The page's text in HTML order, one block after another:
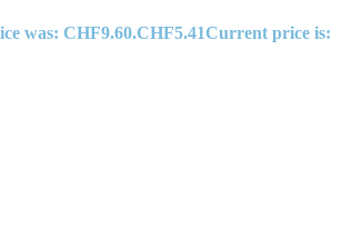
was: CHF9.60.CHF5.41Current price is: